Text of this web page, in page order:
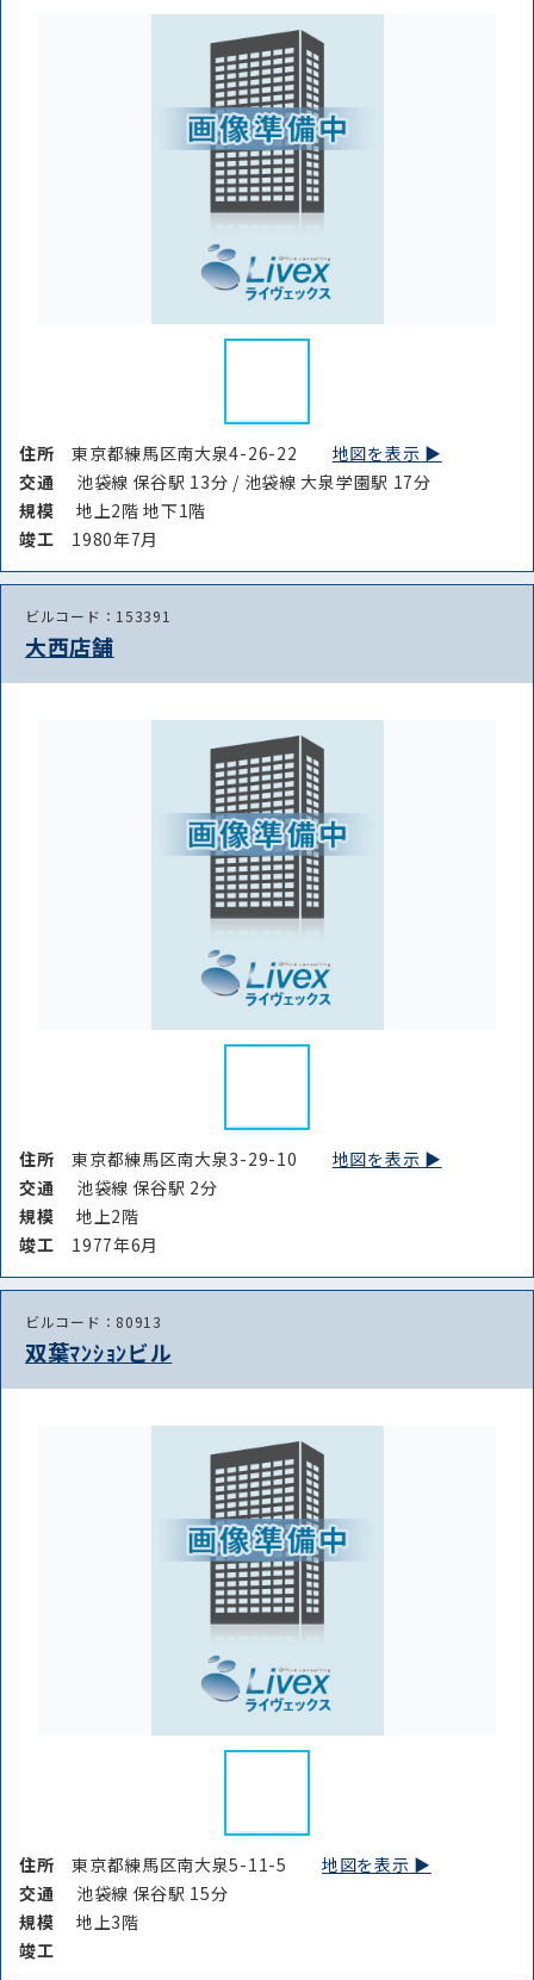
住所東京都練馬区南大泉4-26-22 地図を表示 ▶︎
交通
池袋線 保谷駅 13分 / 池袋線 大泉学園駅 17分
規模
地上2階 地下1階
竣⼯ 1980年7月
ビルコード：153391
大西店舗
住所東京都練馬区南大泉3-29-10 地図を表示 ▶︎
交通
池袋線 保谷駅 2分
規模
地上2階
竣⼯ 1977年6月
ビルコード：80913
双葉ﾏﾝｼｮﾝビル
住所東京都練馬区南大泉5-11-5地図を表示 ▶︎
交通
池袋線 保谷駅 15分
規模
地上3階
竣⼯